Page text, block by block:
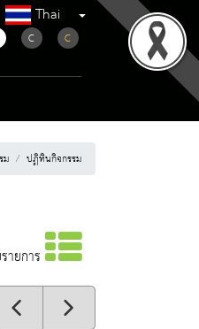
Thai
C C
ม ปฏิทินกิจกรรม
ายการ